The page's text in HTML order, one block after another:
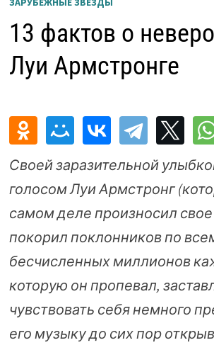
13 фактов о
Луи Армстронге
Своей заразительной
голосом Луи Армстронг
самом деле произносил
покорил поклонников по
бесчисленных миллионов
которую он пропевал,
чувствовать себя немного
его музыку до сих пор